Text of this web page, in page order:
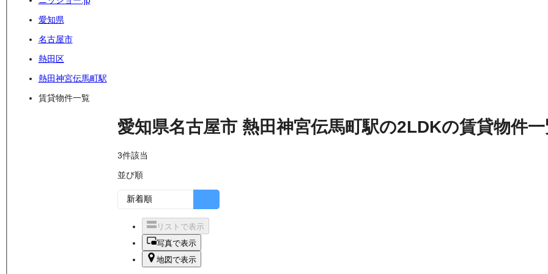
愛知県
名古屋市
熱田区
熱田神宮伝馬町駅
賃貸物件一覧
愛知県名古屋市 熱田神宮伝馬町駅の2LDKの賃貸物件
3件該当
並び順
リストで表示
写真で表示
地図で表示